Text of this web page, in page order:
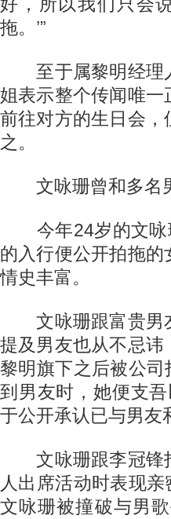
拖。’”
至于属黎明经理
姐表示整个传闻唯
前往对方的生日会
之。
文咏珊曾和多名
今年24岁的文咏
的入行便公开拍拖
情史丰富。
文咏珊跟富贵男
提及男友也从不忌
黎明旗下之后被公
到男友时，她便支
于公开承认已与男友
文咏珊跟李冠锋
人出席活动时表现
文咏珊被撞破与男